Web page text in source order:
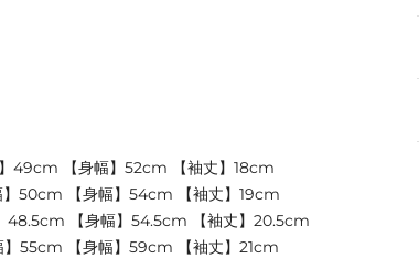
49cm 【身幅】52cm 【袖丈】18cm
50cm 【身幅】54cm 【袖丈】19cm
48.5cm 【身幅】54.5cm 【袖丈】20.5cm
55cm 【身幅】59cm 【袖丈】21cm